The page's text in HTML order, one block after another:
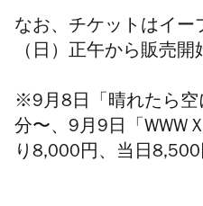
なお、チケットはイー
（日）正午から販売開
※9月8日「晴れたら空
分〜、9月9日「WWW
り8,000円、当日8,500